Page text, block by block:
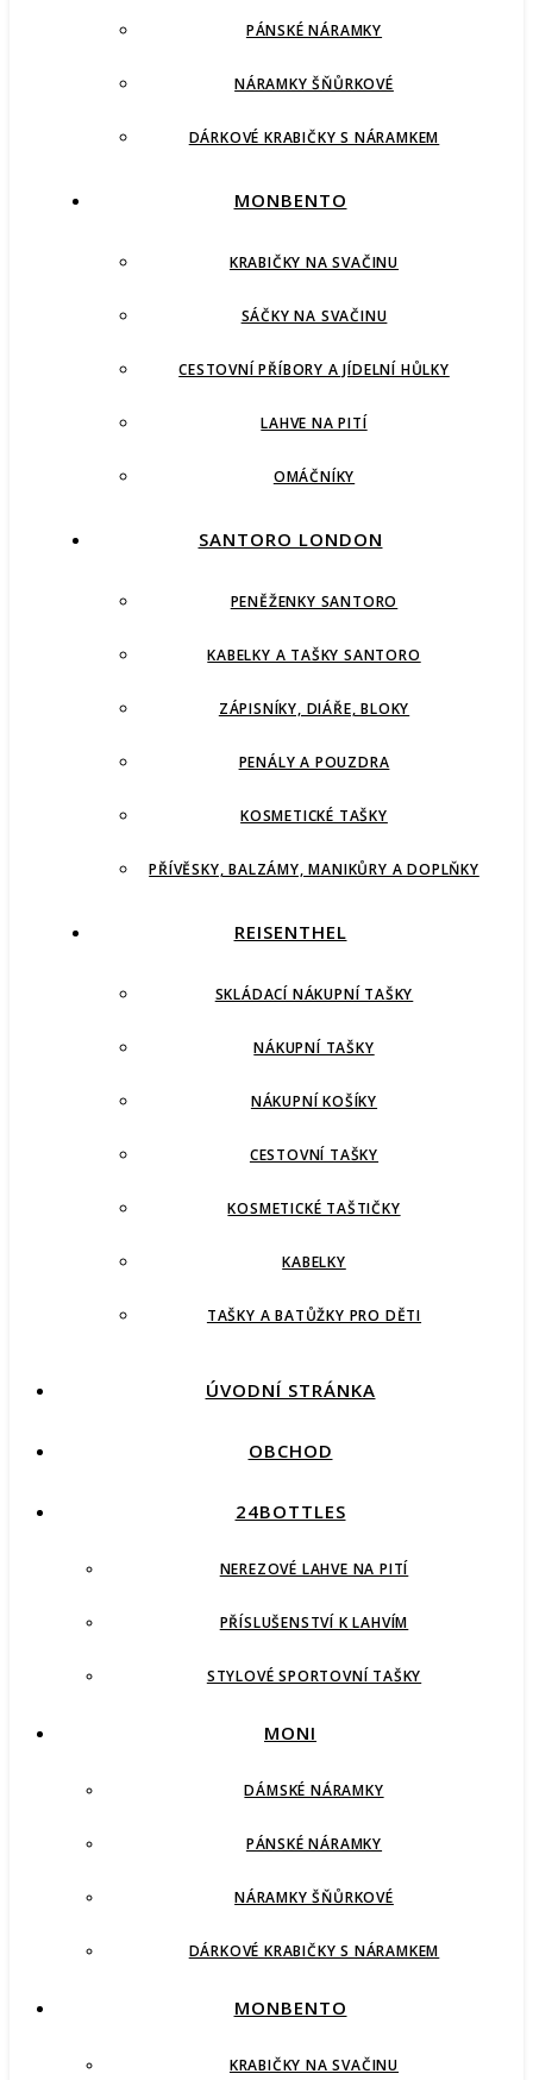
PÁNSKÉ NÁRAMKY
NÁRAMKY ŠŇŮRKOVÉ
DÁRKOVÉ KRABIČKY S NÁRAMKEM
MONBENTO
KRABIČKY NA SVAČINU
SÁČKY NA SVAČINU
CESTOVNÍ PŘÍBORY A JÍDELNÍ HŮLKY
LAHVE NA PITÍ
OMÁČNÍKY
SANTORO LONDON
PENĚŽENKY SANTORO
KABELKY A TAŠKY SANTORO
ZÁPISNÍKY, DIÁŘE, BLOKY
PENÁLY A POUZDRA
KOSMETICKÉ TAŠKY
PŘÍVĚSKY, BALZÁMY, MANIKŮRY A DOPLŇKY
REISENTHEL
SKLÁDACÍ NÁKUPNÍ TAŠKY
NÁKUPNÍ TAŠKY
NÁKUPNÍ KOŠÍKY
CESTOVNÍ TAŠKY
KOSMETICKÉ TAŠTIČKY
KABELKY
TAŠKY A BATŮŽKY PRO DĚTI
ÚVODNÍ STRÁNKA
OBCHOD
24BOTTLES
NEREZOVÉ LAHVE NA PITÍ
PŘÍSLUŠENSTVÍ K LAHVÍM
STYLOVÉ SPORTOVNÍ TAŠKY
MONI
DÁMSKÉ NÁRAMKY
PÁNSKÉ NÁRAMKY
NÁRAMKY ŠŇŮRKOVÉ
DÁRKOVÉ KRABIČKY S NÁRAMKEM
MONBENTO
KRABIČKY NA SVAČINU